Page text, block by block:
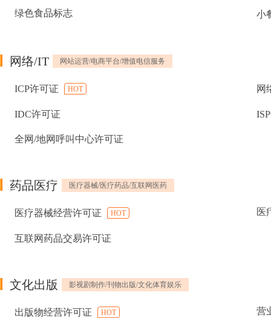
绿色食品标志 小
网络/IT 网站运营/电商平台/增值电信服务
ICP许可证 HOT 网
IDC许可证
全网/地网呼叫中心许可证
药品医疗 医疗器械/医疗药品/互联网医药
医疗器械经营许可证 HOT 医
互联网药品交易许可证
文化出版 影视剧制作/刊物出版/文化体育娱乐
出版物经营许可证 HOT 营